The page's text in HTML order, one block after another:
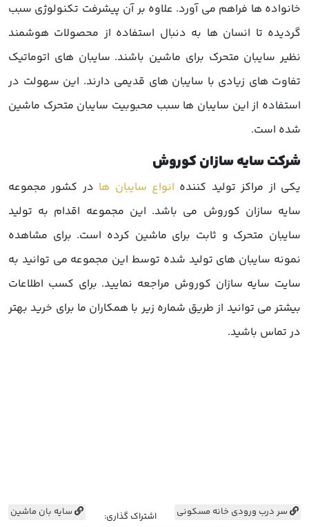
خانواده ها فراهم می آورد. علاوه بر آن پیشرفت تکنولوژی سبب
گردیده تا انسان ها به دنبال استفاده از محصولات هوشمند
نظیر سایبان متحرک برای ماشین باشند. سایبان های اتوماتیک
تفاوت های زیادی با سایبان های قدیمی دارند. این سهولت در
استفاده از این سایبان ها سبب محبوبیت سایبان متحرک ماشین
شده است.
شرکت سایه سازان کوروش
یکی از مراکز تولید کننده انواع سایبان ها در کشور مجموعه
سایه سازان کوروش می باشد. این مجموعه اقدام به تولید
سایبان متحرک و ثابت برای ماشین کرده است. برای مشاهده
نمونه سایبان های تولید شده توسط این مجموعه می توانید به
سایت سایه سازان کوروش مراجعه نمایید. برای کسب اطلاعات
بیشتر می توانید از طریق شماره زیر با همکاران ما برای خرید بهتر
در تماس باشید.
سر درب ورودی خانه مسکونی سایه بان ماشین اشتراک گذاری: